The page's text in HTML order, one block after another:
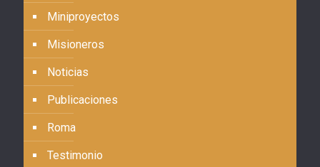
Miniproyectos
Misioneros
Noticias
Publicaciones
Roma
Testimonio